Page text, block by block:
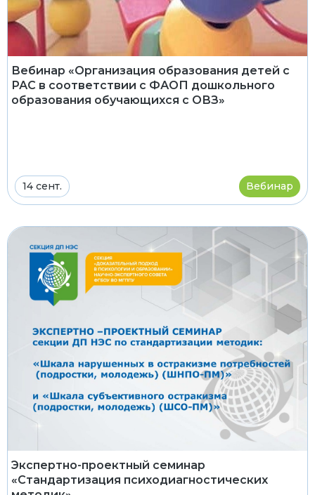
Вебинар «Организация образования детей с
РАС в соответствии с ФАОП дошкольного
образования обучающихся с ОВЗ»
14 сент. Вебинар
Экспертно-проектный семинар
«Стандартизация психодиагностических